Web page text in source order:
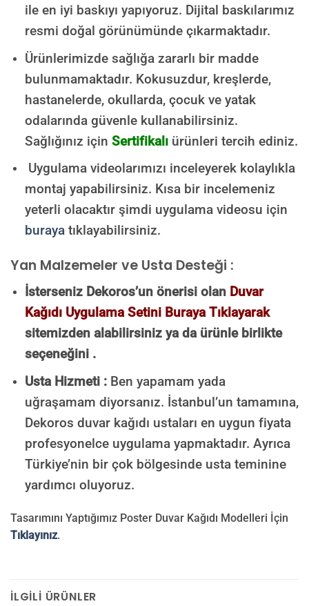
ile en iyi baskıyı yapıyoruz. Dijital baskılarımız
resmi doğal görünümünde çıkarmaktadır.
Ürünlerimizde sağlığa zararlı bir madde
bulunmamaktadır. Kokusuzdur, kreşlerde,
hastanelerde, okullarda, çocuk ve yatak
odalarında güvenle kullanabilirsiniz.
Sağlığınız için Sertifikalıürünleri tercih ediniz.
Uygulama videolarımızı inceleyerek kolaylıkla
montaj yapabilirsiniz. Kısa bir incelemeniz
yeterli olacaktır şimdi uygulama videosu için
burayatıklayabilirsiniz.
Yan Malzemeler ve Usta Desteği :
İsterseniz Dekoros’un önerisi olan Duvar
Kağıdı Uygulama Setini Buraya Tıklayarak
sitemizden alabilirsiniz ya da ürünle birlikte
seçeneğini .
Usta Hizmeti :Ben yapamam yada
uğraşamam diyorsanız. İstanbul’un tamamına,
Dekoros duvar kağıdı ustaları en uygun fiyata
profesyonelce uygulama yapmaktadır. Ayrıca
Türkiye’nin bir çok bölgesinde usta teminine
yardımcı oluyoruz.
Tasarımını Yaptığımız Poster Duvar Kağıdı Modelleri İçin
Tıklayınız.
İLGILI ÜRÜNLER